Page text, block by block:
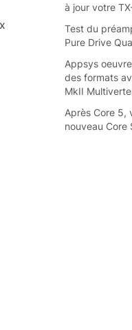
à jour votre
Test du
Pure Drive
Appsys
des formats
MkII
Après Core 5,
nouveau Core